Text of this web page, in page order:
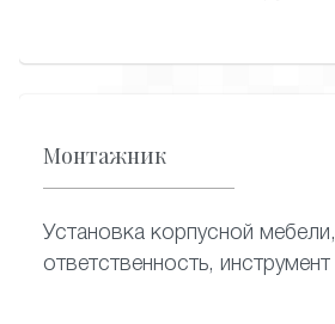
Монтажник
Установка корпусной мебели,
ответственность, инструмент